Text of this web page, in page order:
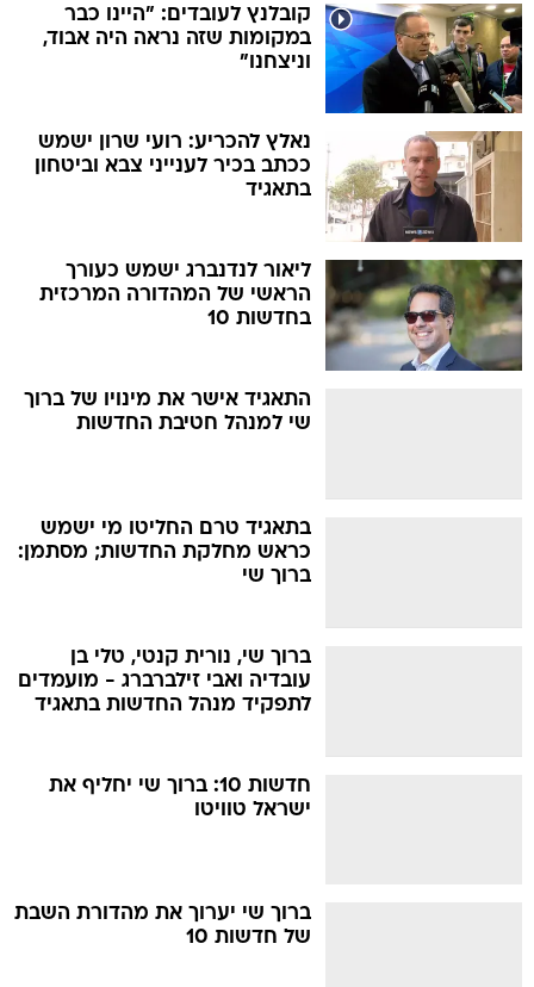
קובלנץ לעובדים: "היינו כבר
במקומות שזה נראה היה אבוד,
וניצחנו"
נאלץ להכריע: רועי שרון ישמש
ככתב בכיר לענייני צבא וביטחון
בתאגיד
ליאור לנדנברג ישמש כעורך
הראשי של המהדורה המרכזית
בחדשות 10
התאגיד אישר את מינויו של ברוך
שי למנהל חטיבת החדשות
בתאגיד טרם החליטו מי ישמש
כראש מחלקת החדשות; מסתמן:
ברוך שי
ברוך שי, נורית קנטי, טלי בן
עובדיה ואבי זילברברג - מועמדים
לתפקיד מנהל החדשות בתאגיד
חדשות 10: ברוך שי יחליף את
ישראל טוויטו
ברוך שי יערוך את מהדורת השבת
של חדשות 10